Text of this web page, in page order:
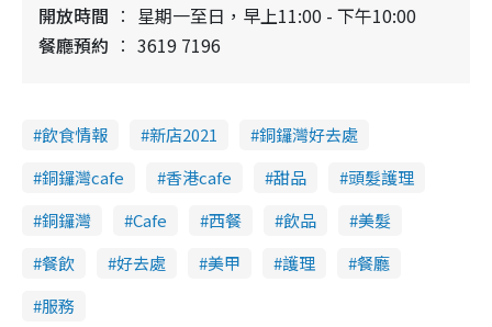
開放時間
星期一至日，早上11:00 - 下午10:00
餐廳預約
3619 7196
飲食情報 新店2021
銅鑼灣好去處
銅鑼灣cafe
香港cafe 甜品
頭髮護理
銅鑼灣
Cafe 西餐 飲品
美髮
餐飲
好去處 美甲 護理
餐廳
服務